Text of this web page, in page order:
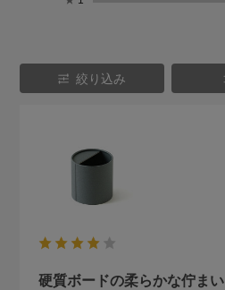
絞り込み
硬質ボードの柔らかな佇まい